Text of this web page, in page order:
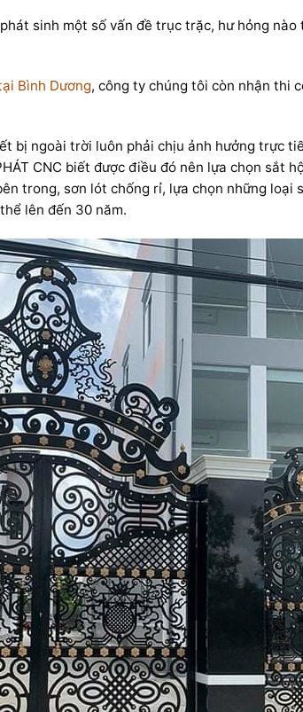
sinh một số vấn đề trục trặc, hư hỏng
Bình Dương, công ty chúng tôi còn nhận thi
bị ngoài trời luôn phải chịu ảnh hưởng trực
CNC biết được điều đó nên lựa chọn sắt
trong, sơn lót chống rỉ, lựa chọn những loại
lên đến 30 năm.